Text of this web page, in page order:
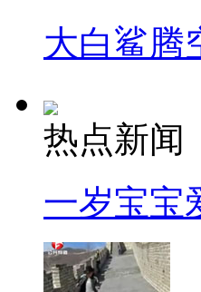
大白鲨腾
热点新闻
一岁宝宝